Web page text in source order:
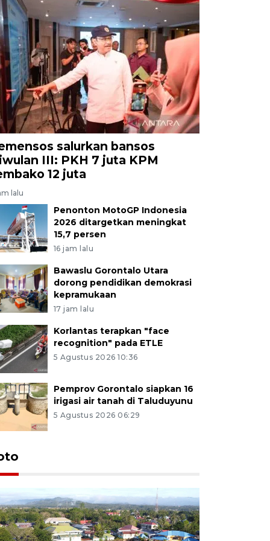
salurkan bansos
III: PKH 7 juta KPM
12 juta
lalu
Penonton MotoGP Indonesia
2026 ditargetkan meningkat
15,7 persen
16 jam lalu
Bawaslu Gorontalo Utara
dorong pendidikan demokrasi
kepramukaan
17 jam lalu
Korlantas terapkan "face
recognition" pada ETLE
5 Agustus 2026 10:36
Pemprov Gorontalo siapkan 16
irigasi air tanah di Taluduyunu
5 Agustus 2026 06:29